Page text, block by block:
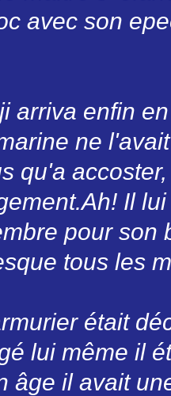
avec son
arriva enfin
ne
qu'a
Il
pour son
tous les
était
lui même il
âge il avait